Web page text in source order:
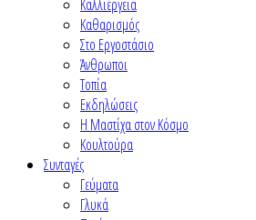
Καλλιέργεια
Καθαρισμός
Στο Εργοστάσιο
Άνθρωποι
Τοπία
Εκδηλώσεις
Η Μαστίχα στον Κόσμο
Κουλτούρα
Συνταγές
Γεύματα
Γλυκά